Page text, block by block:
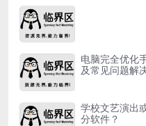
电脑完全优化
及常见问题解
学校文艺演出
分软件？